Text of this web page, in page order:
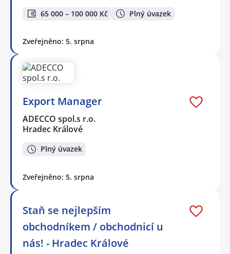
65 000 – 100 000 Kč Plný úvazek
Zveřejněno: 5. srpna
Export Manager
ADECCO spol.s r.o.
Hradec Králové
Plný úvazek
Zveřejněno: 5. srpna
Staň se nejlepším
obchodníkem / obchodnicí u
nás! - Hradec Králové